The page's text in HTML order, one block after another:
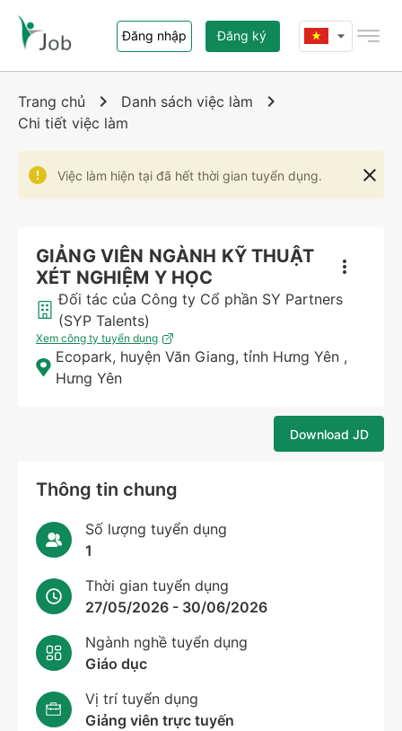
Đăng nhập Đăng ký
Trang chủ
Liên hệ
Trang chủ
Danh sách việc làm
Chi tiết việc làm
Việc làm hiện tại đã hết thời gian tuyển dụng.
GIẢNG VIÊN NGÀNH KỸ THUẬT
XÉT NGHIỆM Y HỌC
Đối tác của Công ty Cổ phần SY Partners
(SYP Talents)
Xem công ty tuyển dụng
Ecopark, huyện Văn Giang, tỉnh Hưng Yên ,
Hưng Yên
Download JD
Thông tin chung
Số lượng tuyển dụng
1
Thời gian tuyển dụng
27/05/2026 - 30/06/2026
Ngành nghề tuyển dụng
Giáo dục
Vị trí tuyển dụng
Giảng viên trực tuyến